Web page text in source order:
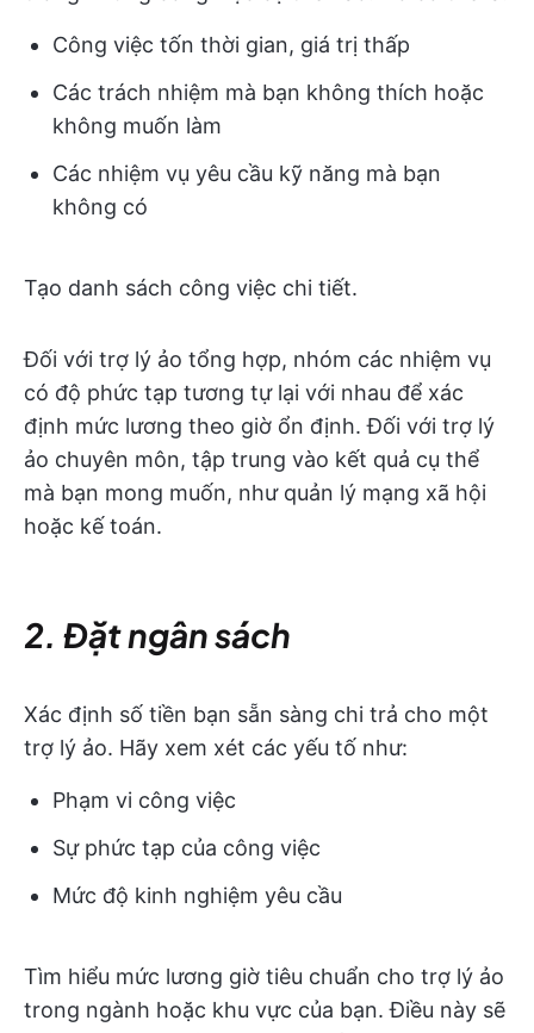
Công việc tốn thời gian, giá trị thấp
Các trách nhiệm mà bạn không thích hoặc
không muốn làm
Các nhiệm vụ yêu cầu kỹ năng mà bạn
không có
Tạo danh sách công việc chi tiết.
Đối với trợ lý ảo tổng hợp, nhóm các nhiệm vụ
có độ phức tạp tương tự lại với nhau để xác
định mức lương theo giờ ổn định. Đối với trợ lý
ảo chuyên môn, tập trung vào kết quả cụ thể
mà bạn mong muốn, như quản lý mạng xã hội
hoặc kế toán.
2. Đặt ngân sách
Xác định số tiền bạn sẵn sàng chi trả cho một
trợ lý ảo. Hãy xem xét các yếu tố như:
Phạm vi công việc
Sự phức tạp của công việc
Mức độ kinh nghiệm yêu cầu
Tìm hiểu mức lương giờ tiêu chuẩn cho trợ lý ảo
trong ngành hoặc khu vực của bạn. Điều này sẽ